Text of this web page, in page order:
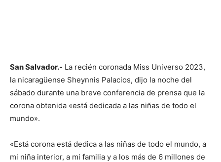
San Salvador.- La recién coronada Miss Universo 2023,
la nicaragüense Sheynnis Palacios, dijo la noche del
sábado durante una breve conferencia de prensa que la
corona obtenida «está dedicada a las niñas de todo el
mundo».
«Está corona está dedica a las niñas de todo el mundo, a
mi niña interior, a mi familia y a los más de 6 millones de